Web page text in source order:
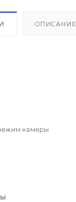
ОПИСАНИЕ
камеры